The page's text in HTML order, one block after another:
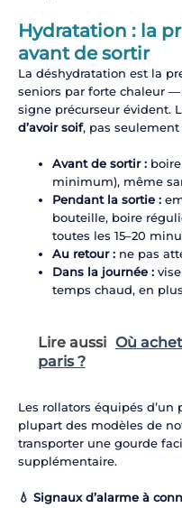
Hydratation : la
avant de sortir
La déshydratation est la
seniors par forte chaleur
signe précurseur évident.
d’avoir soif, pas
Avant de sortir :boire
minimum), même
Pendant la sortie :
bouteille, boire
toutes les 15–20
Au retour :ne pas
Dans la journée :
temps chaud, en
Lire aussi Où
paris ?
Les rollators équipés
plupart des modèles de
transporter une gourde
supplémentaire.
💧 Signaux d’alarme à